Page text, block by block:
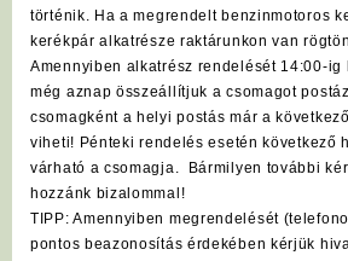
történik. Ha a megrendelt benzinmotoros
kerékpár alkatrésze raktárunkon van
Amennyiben alkatrész rendelését 14:00-
még aznap összeállítjuk a csomagot
csomagként a helyi postás már a
viheti! Pénteki rendelés esetén következő
várható a csomagja. Bármilyen további
hozzánk bizalommal!
TIPP: Amennyiben megrendelését
pontos beazonosítás érdekében kérjük